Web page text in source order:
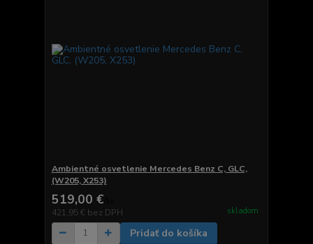
Ambientné osvetlenie Mercedes Benz C, GLC,
(W205, X253)
519,00 €
421,95 € bez DPH skladom
Pridať do košíka